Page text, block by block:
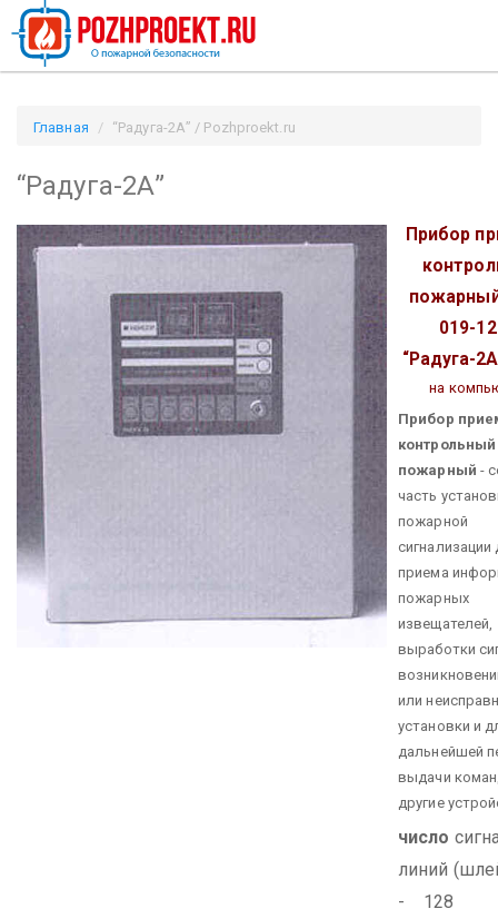
Главная “Радуга-2А” / Pozhproekt.ru
“Радуга-2А”
Прибор
019-
“Радуга-
на
Прибор
контрольный
пожарный -
часть
пожарной
сигнализации
приема
пожарных
извещателей,
выработки
или
установки и
дальнейшей
выдачи
другие
число
линий
- 128